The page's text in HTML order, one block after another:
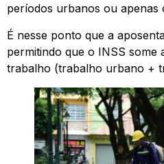
períodos urbanos ou apenas
É nesse ponto que a
permitindo que o INSS some
trabalho (trabalho urbano +